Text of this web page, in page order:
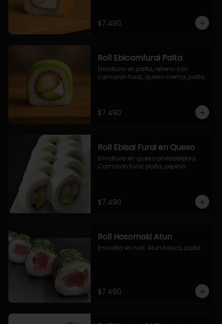
$7.490
Roll Ebicamfurai Palta
Envoltura en palta, relleno con
camaron furai, queso crema, palta.
$7.490
Roll Ebisai Furai en Queso
Envoltura en queso philadelphia.
Camaron furai, palta, pepino.
$7.490
Roll Hosomaki Atun
Envuelto en nori. Atun fresco, palta.
$7.490